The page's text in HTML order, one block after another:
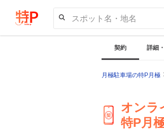
スポット名・地名
契約 詳細
月極駐車場の特P月極
オンラ
特P月